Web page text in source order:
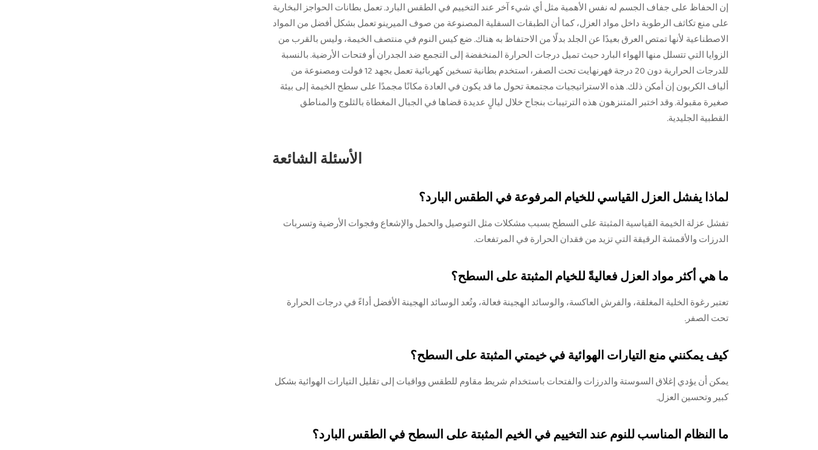
إن الحفاظ على جفاف الجسم له نفس الأهمية مثل أي شيء آخر عند التخييم في الطقس البارد. تعمل بطانات الحواجز البخارية
على منع تكاثف الرطوبة داخل مواد العزل، كما أن الطبقات السفلية المصنوعة من صوف الميرينو تعمل بشكل أفضل من المواد
الاصطناعية لأنها تمتص العرق بعيدًا عن الجلد بدلًا من الاحتفاظ به هناك. ضع كيس النوم في منتصف الخيمة، وليس بالقرب من
الزوايا التي تتسلل منها الهواء البارد حيث تميل درجات الحرارة المنخفضة إلى التجمع ضد الجدران أو فتحات الأرضية. بالنسبة
للدرجات الحرارية دون 20 درجة فهرنهايت تحت الصفر، استخدم بطانية تسخين كهربائية تعمل بجهد 12 فولت ومصنوعة من
ألياف الكربون إن أمكن ذلك. هذه الاستراتيجيات مجتمعة تحول ما قد يكون في العادة مكانًا مجمدًا على سطح الخيمة إلى بيئة
صغيرة مقبولة. وقد اختبر المتنزهون هذه الترتيبات بنجاح خلال ليالٍ عديدة قضاها في الجبال المغطاة بالثلوج والمناطق
القطبية الجليدية.
الأسئلة الشائعة
لماذا يفشل العزل القياسي للخيام المرفوعة في الطقس البارد؟
تفشل عزلة الخيمة القياسية المثبتة على السطح بسبب مشكلات مثل التوصيل والحمل والإشعاع وفجوات الأرضية وتسربات
الدرزات والأقمشة الرقيقة التي تزيد من فقدان الحرارة في المرتفعات.
ما هي أكثر مواد العزل فعاليةً للخيام المثبتة على السطح؟
تعتبر رغوة الخلية المغلقة، والفرش العاكسة، والوسائد الهجينة فعالة، وتُعد الوسائد الهجينة الأفضل أداءً في درجات الحرارة
تحت الصفر.
كيف يمكنني منع التيارات الهوائية في خيمتي المثبتة على السطح؟
يمكن أن يؤدي إغلاق السوستة والدرزات والفتحات باستخدام شريط مقاوم للطقس وواقيات إلى تقليل التيارات الهوائية بشكل
كبير وتحسين العزل.
ما النظام المناسب للنوم عند التخييم في الخيم المثبتة على السطح في الطقس البارد؟